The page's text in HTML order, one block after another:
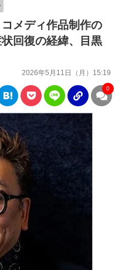
メディ作品制作の
回復の経緯、目黒
2026年5月11日（月）15:19
0